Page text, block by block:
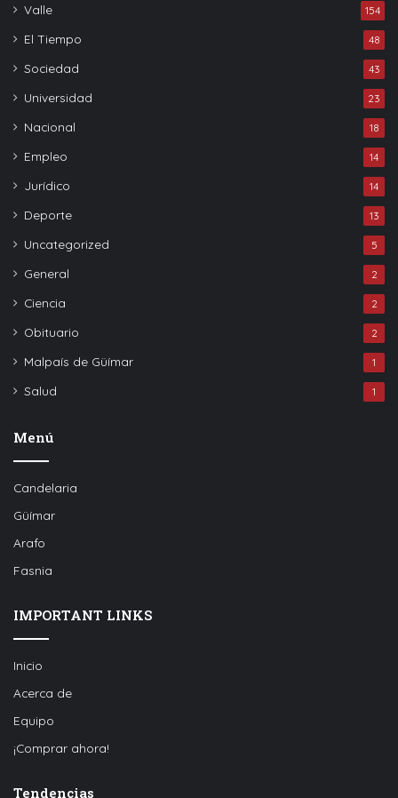
Valle 154
El Tiempo 48
Sociedad 43
Universidad 23
Nacional 18
Empleo 14
Jurídico 14
Deporte 13
Uncategorized 5
General 2
Ciencia 2
Obituario 2
Malpaís de Güímar 1
Salud 1
Menú
Candelaria
Güímar
Arafo
Fasnia
IMPORTANT LINKS
Inicio
Acerca de
Equipo
¡Comprar ahora!
Tendencias